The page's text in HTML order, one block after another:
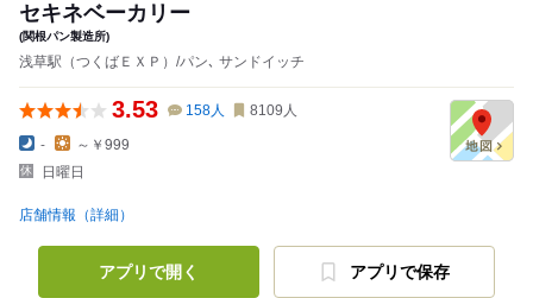
セキネベーカリー
(関根パン製造所)
浅草駅（つくばＥＸＰ）/パン､ サンドイッチ
3.53 158人 8109 人
-
～￥999
日曜日
店舗情報（詳細）
アプリで開く アプリで保存